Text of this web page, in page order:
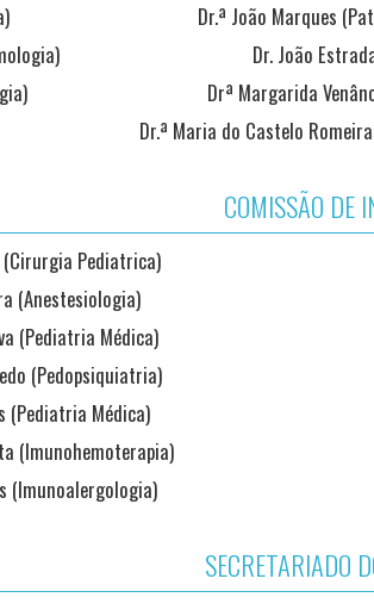
Dr.ª João Marques
Dr. João
Drª Margarida
Dr.ª Maria do Castelo
COMISSÃO DE
(Cirurgia Pediatrica)
(Anestesiologia)
(Pediatria Médica)
(Pedopsiquiatria)
(Pediatria Médica)
(Imunohemoterapia)
(Imunoalergologia)
SECRETARIADO